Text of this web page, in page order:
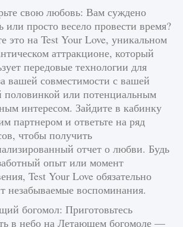
текстовую ошибку
интерфейса Delta
1 945 0 0
свою любовь: Вам суждено
или просто весело провести время?
это на Test Your Love, уникальном
аттракционе, который
передовые технологии для
вашей совместимости с вашей
половинкой или потенциальным
интересом. Зайдите в кабинку
партнером и ответьте на ряд
чтобы получить
отчет о любви. Будь
опыт или момент
Test Your Love обязательно
незабываемые воспоминания.
богомол: Приготовьтесь
в небо на Летающем богомоле —